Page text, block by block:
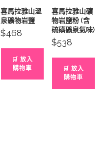
喜馬拉雅山溫
泉礦物岩鹽
$468
🛒 放入
購物車
喜馬拉雅山礦
物岩鹽粉 (含
硫磺礦泉氣味)
$538
🛒 放入
購物車